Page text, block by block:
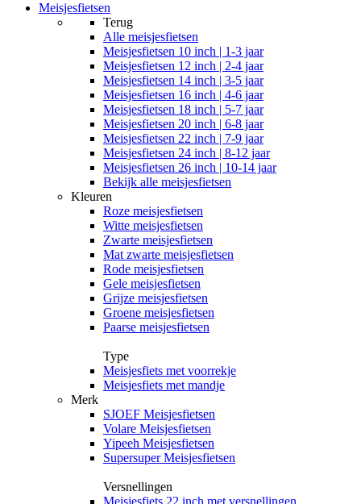
Meisjesfietsen
Terug
Alle meisjesfietsen
Meisjesfietsen 10 inch | 1-3 jaar
Meisjesfietsen 12 inch | 2-4 jaar
Meisjesfietsen 14 inch | 3-5 jaar
Meisjesfietsen 16 inch | 4-6 jaar
Meisjesfietsen 18 inch | 5-7 jaar
Meisjesfietsen 20 inch | 6-8 jaar
Meisjesfietsen 22 inch | 7-9 jaar
Meisjesfietsen 24 inch | 8-12 jaar
Meisjesfietsen 26 inch | 10-14 jaar
Bekijk alle meisjesfietsen
Kleuren
Roze meisjesfietsen
Witte meisjesfietsen
Zwarte meisjesfietsen
Mat zwarte meisjesfietsen
Rode meisjesfietsen
Gele meisjesfietsen
Grijze meisjesfietsen
Groene meisjesfietsen
Paarse meisjesfietsen
Type
Meisjesfiets met voorrekje
Meisjesfiets met mandje
Merk
SJOEF Meisjesfietsen
Volare Meisjesfietsen
Yipeeh Meisjesfietsen
Supersuper Meisjesfietsen
Versnellingen
Meisjesfiets 22 inch met versnellingen